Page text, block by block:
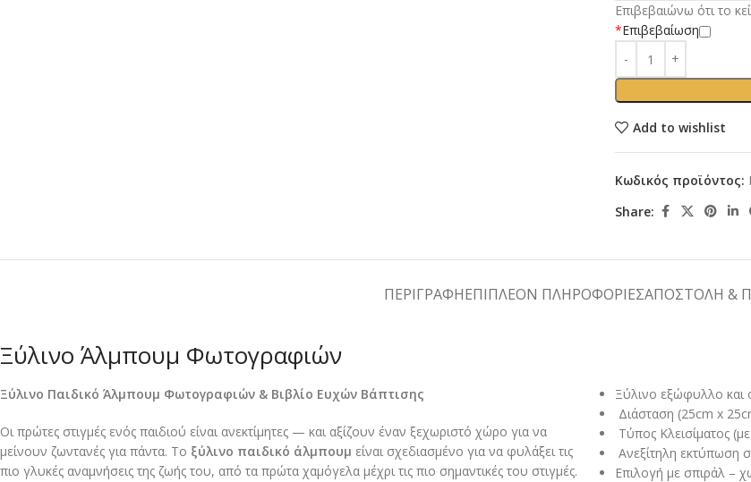
*Επιβεβαίωση
Επιβεβαιώνω ότι το
Add to wishlist
Κωδικός προϊόντος:
Share:
ΠΕΡΙΓΡΑΦΉΕΠΙΠΛΈΟΝ ΠΛΗΡΟΦΟΡΊΕΣΑΠΟΣΤΟΛΉ &
Ξύλινο Άλμπουμ Φωτογραφιών
Ξύλινο Παιδικό Άλμπουμ Φωτογραφιών & Βιβλίο Ευχών Βάπτισης
Οι πρώτες στιγμές ενός παιδιού είναι ανεκτίμητες — και αξίζουν έναν ξεχωριστό χώρο για να
μείνουν ζωντανές για πάντα. Το ξύλινο παιδικό άλμπουμ είναι σχεδιασμένο για να φυλάξει τις
πιο γλυκές αναμνήσεις της ζωής του, από τα πρώτα χαμόγελα μέχρι τις πιο σημαντικές του στιγμές.
Ξύλινο εξώφυλλο
Διάσταση (25cm x
Τύπος Κλεισίματος
Ανεξίτηλη εκτύπωση
Επιλογή με σπιράλ –